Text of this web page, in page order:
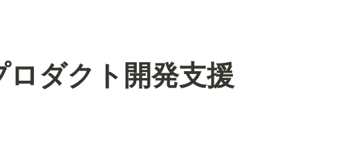
ダクト開発支援